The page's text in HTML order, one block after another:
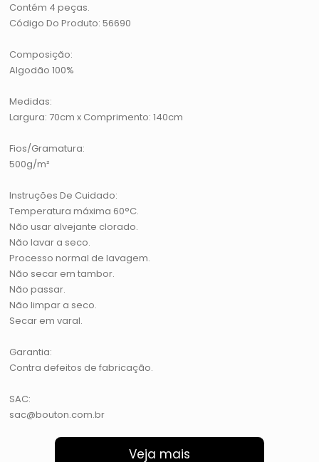
Contém 4 peças.
Código Do Produto: 56690
Composição:
Algodão 100%
Medidas:
Largura: 70cm x Comprimento: 140cm
Fios/Gramatura:
500g/m²
Instruções De Cuidado:
Temperatura máxima 60°C.
Não usar alvejante clorado.
Não lavar a seco.
Processo normal de lavagem.
Não secar em tambor.
Não passar.
Não limpar a seco.
Secar em varal.
Garantia:
Contra defeitos de fabricação.
SAC:
sac@bouton.com.br
Veja mais